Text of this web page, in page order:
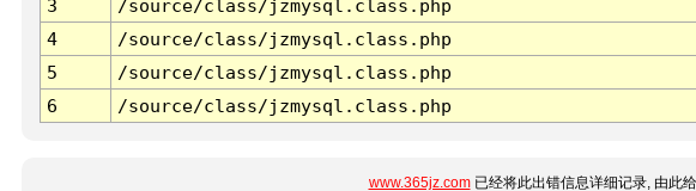
3
/source/class/jzmysql.class.php
4
/source/class/jzmysql.class.php
5
/source/class/jzmysql.class.php
6
/source/class/jzmysql.class.php
www.365jz.com已经将此出错信息详细记录, 由此